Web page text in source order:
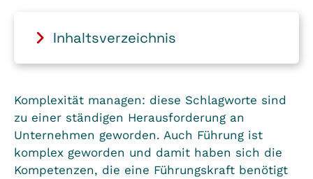
Inhaltsverzeichnis
Komplexität managen: diese Schlagworte sind
zu einer ständigen Herausforderung an
Unternehmen geworden. Auch Führung ist
komplex geworden und damit haben sich die
Kompetenzen, die eine Führungskraft benötigt